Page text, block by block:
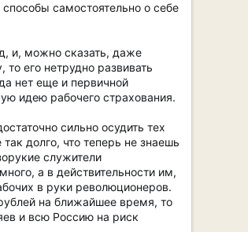
самостоятельно о себе
и, можно сказать, даже
его нетрудно развивать
нет еще и первичной
идею рабочего страхования.
сильно осудить тех
долго, что теперь не знаешь
служители
а в действительности им,
в руки революционеров.
на ближайшее время, то
и всю Россию на риск